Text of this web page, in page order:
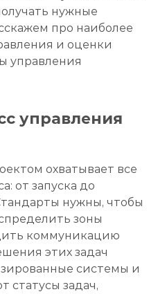
нужные
про наиболее
и оценки
управления
управления
охватывает все
от запуска до
нужны, чтобы
зоны
коммуникацию
этих задач
системы и
статусы задач,